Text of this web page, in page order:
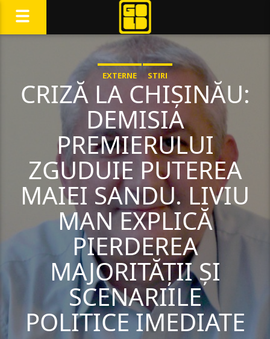
EXTERNE STIRI
CRIZĂ LA CHIȘINĂU:
DEMISIA
PREMIERULUI
ZGUDUIE PUTEREA
MAIEI SANDU. LIVIU
MAN EXPLICĂ
PIERDEREA
MAJORITĂȚII ȘI
SCENARIILE
POLITICE IMEDIATE